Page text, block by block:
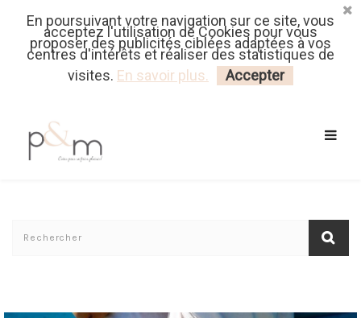
Fr| En Euro | USD
MON PANIER CONNECTEZ-VOUS
En poursuivant votre navigation sur ce site, vous
acceptez l'utilisation de Cookies pour vous
proposer des publicités ciblées adaptées à vos
centres d'intérêts et réaliser des statistiques de
visites. En savoir plus. Accepter